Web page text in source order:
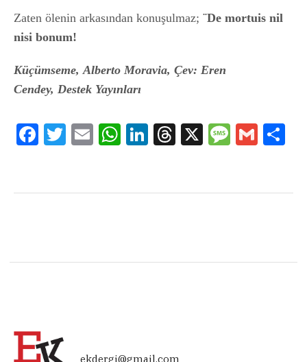
Zaten ölenin arkasından konuşulmaz; ¨De mortuis nil
nisi bonum!
Küçümseme, Alberto Moravia, Çev: Eren
Cendey, Destek Yayınları
FacebookTwitterEmail WhatsAppLinkedInThreads
X Message
Gmail
ekdergi@gmail.com